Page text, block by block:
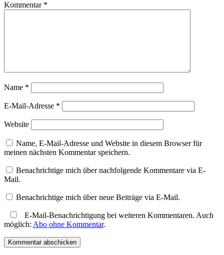
Kommentar *
Name *
E-Mail-Adresse *
Website
Name, E-Mail-Adresse und Website in diesem Browser für
meinen nächsten Kommentar speichern.
Benachrichtige mich über nachfolgende Kommentare via E-
Mail.
Benachrichtige mich über neue Beiträge via E-Mail.
E-Mail-Benachrichtigung bei weiteren Kommentaren. Auch
möglich: Abo ohne Kommentar.